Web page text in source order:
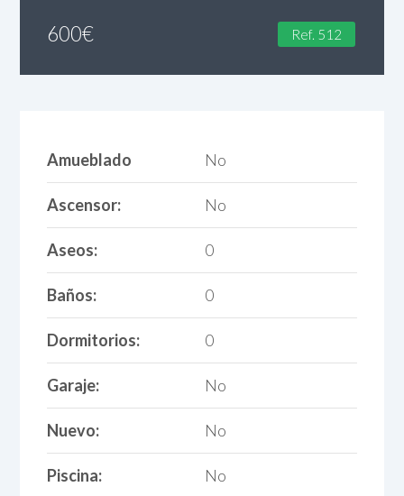
600€ Ref. 512
Amueblado No
Ascensor: No
Aseos: 0
Baños: 0
Dormitorios: 0
Garaje: No
Nuevo: No
Piscina: No